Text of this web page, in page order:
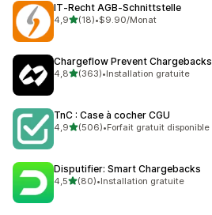
IT‑Recht AGB‑Schnittstelle
4,9étoile(s) sur 5
(18)
18 avis au total
•$9.90/Monat
Chargeflow Prevent Chargebacks
4,8étoile(s) sur 5
(363)
363 avis au total
•Installation gratuite
TnC : Case à cocher CGU
4,9étoile(s) sur 5
(506)
506 avis au total
•Forfait gratuit disponible
Disputifier: Smart Chargebacks
4,5étoile(s) sur 5
(80)
80 avis au total
•Installation gratuite